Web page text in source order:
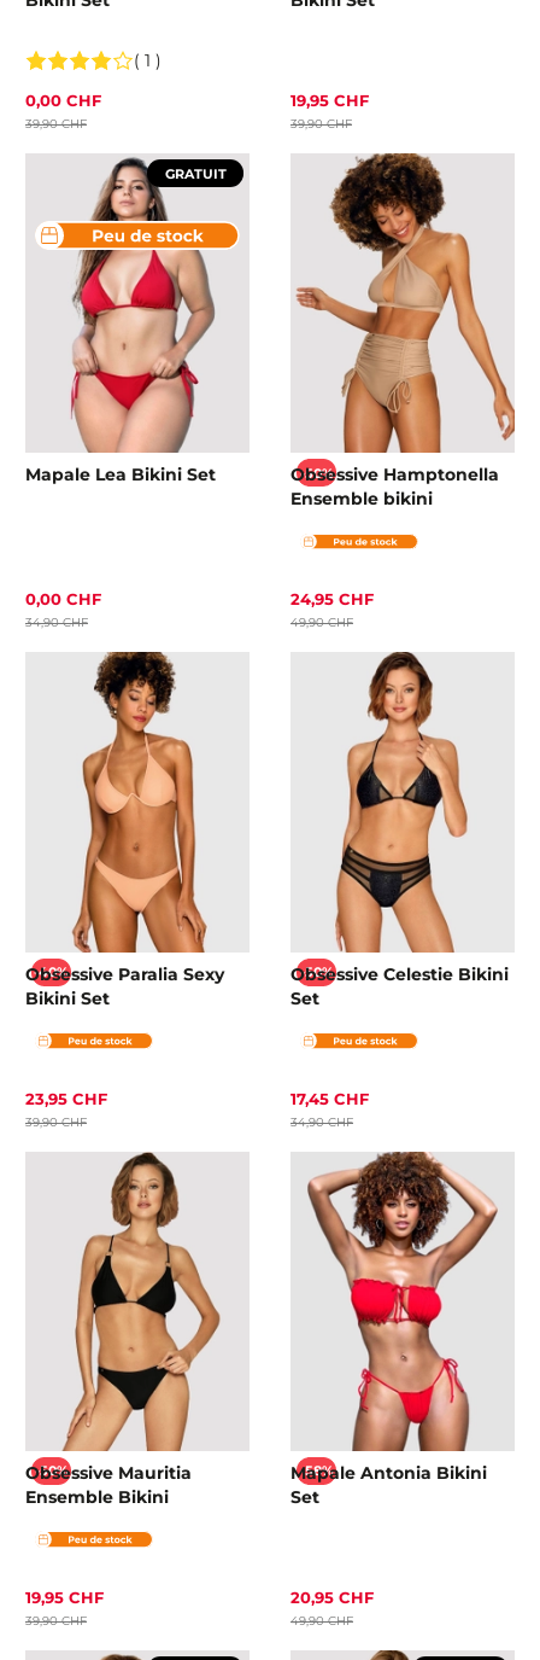
( 1 )
0,00 CHF
39,90 CHF
19,95 CHF
39,90 CHF
GRATUIT
Mapale Lea Bikini Set
0,00 CHF
34,90 CHF
-50%
Obsessive Hamptonella
Ensemble bikini
24,95 CHF
49,90 CHF
-40%
Obsessive Paralia Sexy
Bikini Set
23,95 CHF
39,90 CHF
-50%
Obsessive Celestie Bikini
Set
17,45 CHF
34,90 CHF
-50%
Obsessive Mauritia
Ensemble Bikini
19,95 CHF
39,90 CHF
-58%
Mapale Antonia Bikini
Set
20,95 CHF
49,90 CHF